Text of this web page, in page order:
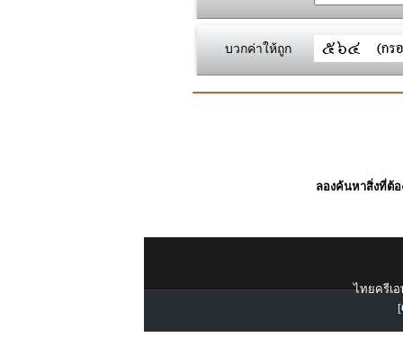
บวกค่าให้ถูก
ลองค้นหาสิ่งที่ต้อ
ไทยครีเอ
[